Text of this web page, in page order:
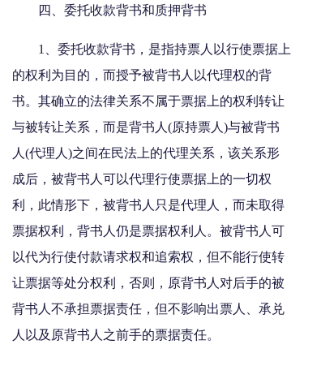
四、委托收款背书和质押背书
1、委托收款背书，是指持票人以行使票据上
的权利为目的，而授予被背书人以代理权的背
书。其确立的法律关系不属于票据上的权利转让
与被转让关系，而是背书人(原持票人)与被背书
人(代理人)之间在民法上的代理关系，该关系形
成后，被背书人可以代理行使票据上的一切权
利，此情形下，被背书人只是代理人，而未取得
票据权利，背书人仍是票据权利人。被背书人可
以代为行使付款请求权和追索权，但不能行使转
让票据等处分权利，否则，原背书人对后手的被
背书人不承担票据责任，但不影响出票人、承兑
人以及原背书人之前手的票据责任。